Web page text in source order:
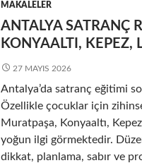
MAKALELER
ANTALYA SATRANÇ
KONYAALTI, KEPEZ,
27 MAYIS 2026
Antalya’da satranç eğitimi
Özellikle çocuklar için
Muratpaşa, Konyaaltı,
yoğun ilgi görmektedir.
dikkat, planlama, sabır ve